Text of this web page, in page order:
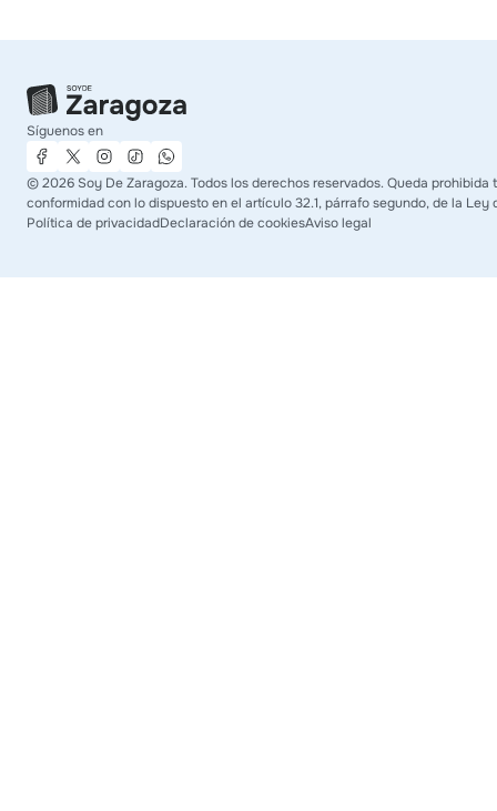
Síguenos en
©2026 Soy De Zaragoza. Todos los derechos reservados. Queda
conformidad con lo dispuesto en el artículo 32.1, párrafo segundo, de la Ley
Política de privacidadDeclaración de cookiesAviso legal